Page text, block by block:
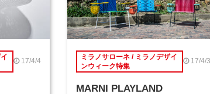
17/4/4
ミラノサローネ / ミラノデザイ
ンウィーク特集
17/4/3
MARNI PLAYLAND